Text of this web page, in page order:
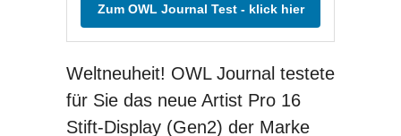
Zum OWL Journal Test - klick hier
Weltneuheit! OWL Journal testete
für Sie das neue Artist Pro 16
Stift-Display (Gen2) der Marke